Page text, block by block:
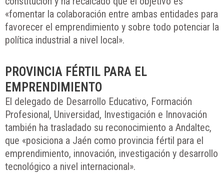
«fomentar la colaboración entre ambas entidades para
favorecer el emprendimiento y sobre todo potenciar la
política industrial a nivel local».
PROVINCIA FÉRTIL PARA EL
EMPRENDIMIENTO
El delegado de Desarrollo Educativo, Formación
Profesional, Universidad, Investigación e Innovación
también ha trasladado su reconocimiento a Andaltec,
que «posiciona a Jaén como provincia fértil para el
emprendimiento, innovación, investigación y desarrollo
tecnológico a nivel internacional».